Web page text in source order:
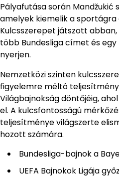
Pályafutása során
amelyek kiemelik a
Kulcsszerepet játszott
több Bundesliga címet és
nyerjen.
Nemzetközi szinten
figyelemre méltó
Világbajnokság döntőjéig,
el. A kulcsfontosságú
teljesítménye világszerte
hozott számára.
Bundesliga-bajnok a
UEFA Bajnokok Ligája